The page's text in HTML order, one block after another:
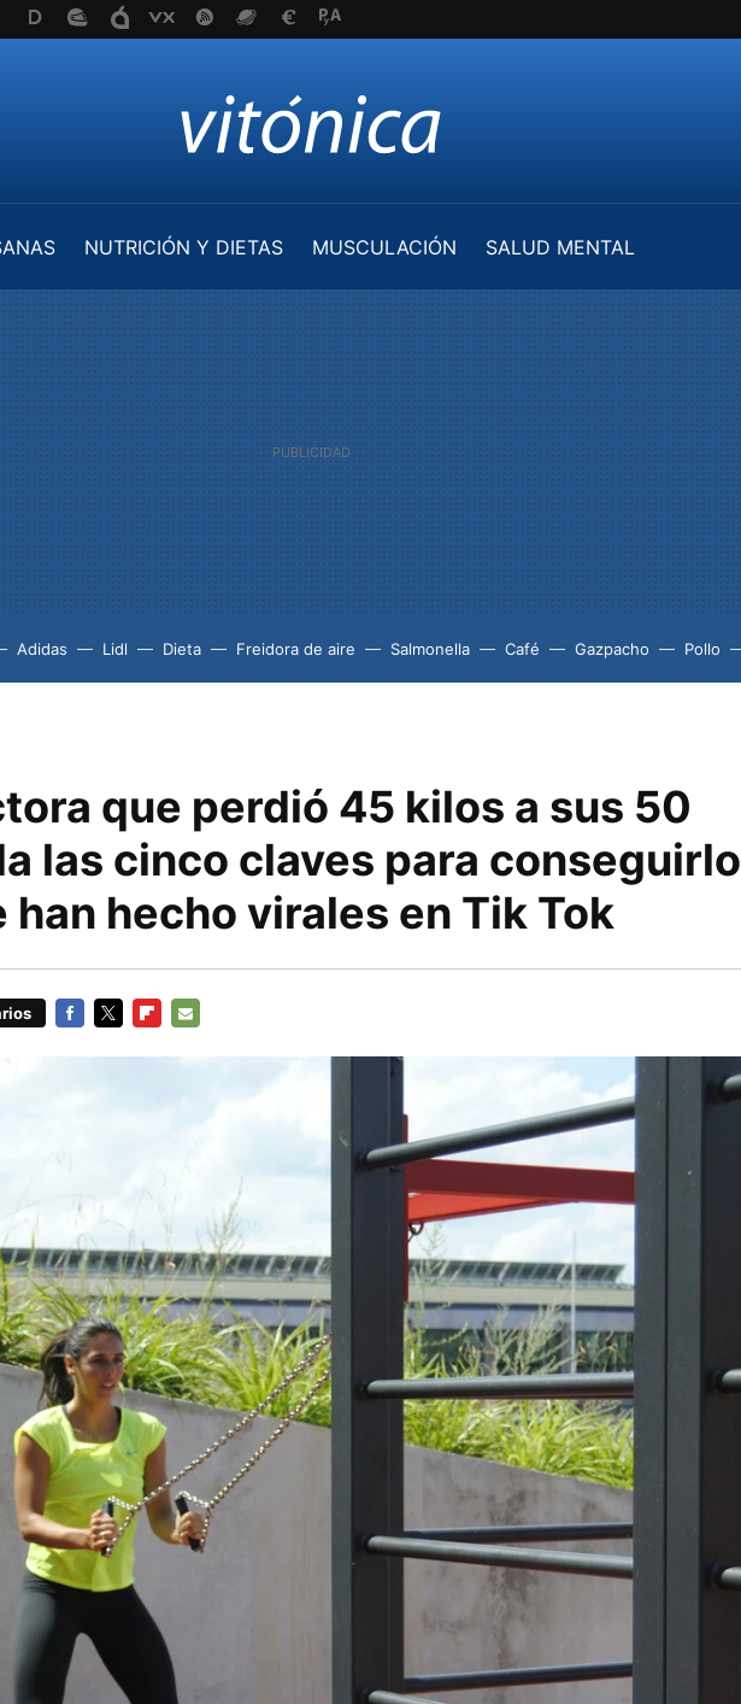
NUTRICIÓN Y DIETAS MUSCULACIÓN
SALUD MENTAL
Adidas Lidl Dieta Freidora de aire Salmonella Café Gazpacho Pollo
que perdió 45 kilos a sus 50
las cinco claves para conseguirlo
han hecho virales en Tik Tok